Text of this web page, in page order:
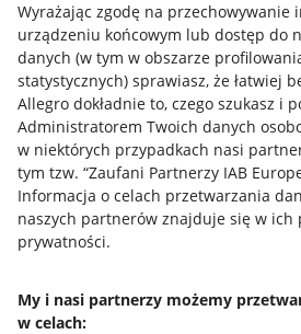
Wyrażając zgodę na przechowywanie
urządzeniu końcowym lub dostęp do
danych (w tym w obszarze
statystycznych) sprawiasz, że łatwiej
Allegro dokładnie to, czego szukasz i
Administratorem Twoich danych
w niektórych przypadkach nasi
tym tzw. “Zaufani Partnerzy IAB
Informacja o celach przetwarzania
naszych partnerów znajduje się w ich
prywatności.
My i nasi partnerzy możemy
w celach:
Allegro Gadane dla kupujących
Mapa miejscowości
Informacje prawne
Regulamin
Polityka plików "cookies"
Ustawienia plików "cookies"
Informacje dla Aktu o Usługach